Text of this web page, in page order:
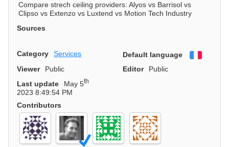
Compare strech ceiling providers: Alyos vs Barrisol vs
Clipso vs Extenzo vs Luxtend vs Motion Tech Industry
Sources
Category Services Default language
Viewer
Public Editor
Public
Last update
May 5th
2023 8:49:54 PM
Contributors